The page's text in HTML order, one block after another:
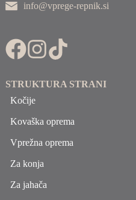
info@vprege-repnik.si
STRUKTURA STRANI
Kočije
Kovaška oprema
Vprežna oprema
Za konja
Za jahača